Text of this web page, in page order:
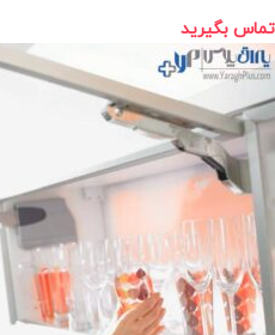
تماس بگیرید